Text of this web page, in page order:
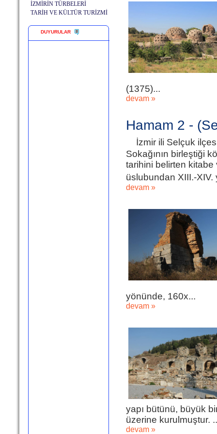
İZMİRİN TÜRBELERİ
TARİH VE KÜLTÜR TURİZMİ
DUYURULAR
(1375)...
devam »
Hamam 2 -
İzmir ili Selçuk
Sokağının birleştiği
tarihini belirten kitabe
üslubundan XIII.-XIV.
devam »
yönünde, 160x...
devam »
yapı bütünü, büyük
üzerine kurulmuştur.
devam »